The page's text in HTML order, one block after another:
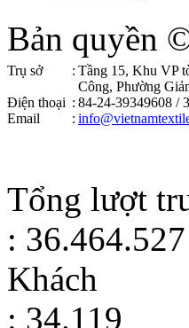
Bản quyền
Trụ sở : Tầng 15, Khu VP
Công, Phường
Điện thoại : 84-24-39349608 /
Email
:
Tổng lượt
: 36.464.527
Khách
: 34.119